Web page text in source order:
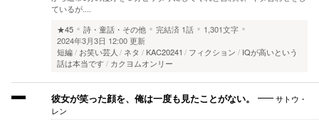
ているが‥‥
★45
詩・童話・その他 完結済 1話
1,301文字
2024年3月3日 12:00 更新
短編
お笑い芸人 ネタ KAC20241 フィクション
IQが高いという
話は本当です
カクヨムオンリー
彼女が笑った顔を、俺は一度も見たことがない。
サトウ・
レン